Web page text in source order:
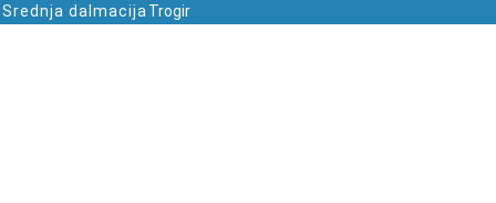
Appartementen
Srednja dalmacija Trogir